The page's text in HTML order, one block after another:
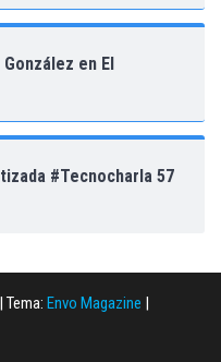
en El
#Tecnocharla 57
Tema: Envo Magazine